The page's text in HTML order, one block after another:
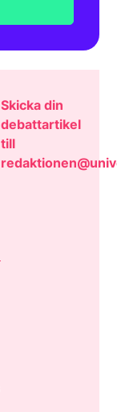
Skicka din
debattartikel
till